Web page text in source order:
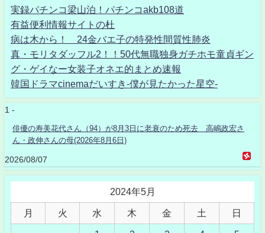
実録パチンコ梁山泊！パチンコakb108道
有益便利情報サイトの杜
病は木から！ 24金バエ子の特発性間質性肺炎
真・モリタダッフル2！！50代無職独身ガチホモ童貞ギン
グ・ゲイなー女装子オネエ的まとめ速報
韓国ドラマcinemaだいすき-僕が見たかった星空-
1 -
俳優の寿美花代さん（94）が8月3日に老衰のため死去 高嶋政宏さ
ん・政伸さんの母(2026年8月6日)
2026/08/07
2024年5月
月 火 水 木 金 土 日